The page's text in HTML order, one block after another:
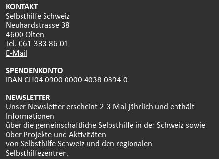
KONTAKT
Selbsthilfe Schweiz
Neuhardstrasse 38
4600 Olten
Tel. 061 333 86 01
E-Mail
SPENDENKONTO
IBAN CH04 0900 0000 4038 0894 0
NEWSLETTER
Unser Newsletter erscheint 2-3 Mal jährlich und enthält
Informationen
über die gemeinschaftliche Selbsthilfe in der Schweiz sowie
über Projekte und Aktivitäten
von Selbsthilfe Schweiz und den regionalen
Selbsthilfezentren.